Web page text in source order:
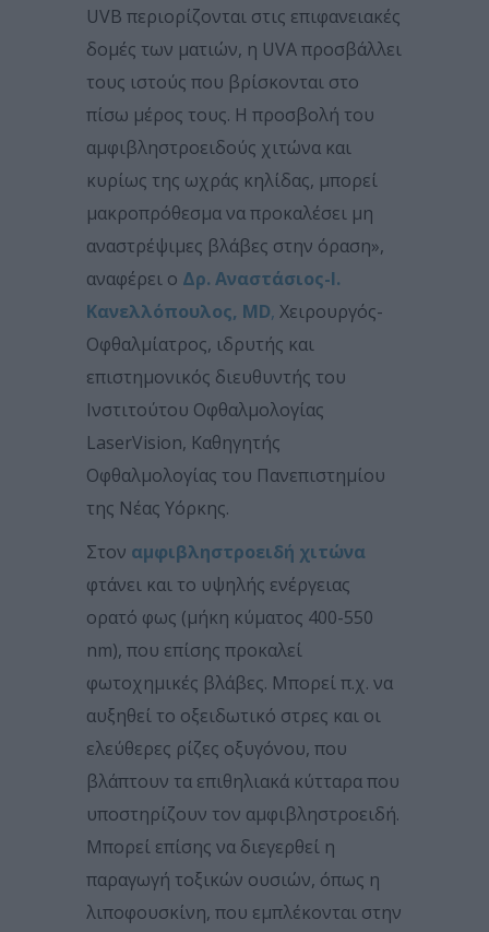
UVB περιορίζονται στις επιφανειακές
δομές των ματιών, η UVA προσβάλλει
τους ιστούς που βρίσκονται στο
πίσω μέρος τους. Η προσβολή του
αμφιβληστροειδούς χιτώνα και
κυρίως της ωχράς κηλίδας, μπορεί
μακροπρόθεσμα να προκαλέσει μη
αναστρέψιμες βλάβες στην όραση»,
αναφέρει ο Δρ. Αναστάσιος-Ι.
Κανελλόπουλος, MD, Χειρουργός-
Οφθαλμίατρος, ιδρυτής και
επιστημονικός διευθυντής του
Ινστιτούτου Οφθαλμολογίας
LaserVision, Καθηγητής
Οφθαλμολογίας του Πανεπιστημίου
της Νέας Υόρκης.
Στον αμφιβληστροειδή χιτώνα
φτάνει και το υψηλής ενέργειας
ορατό φως (μήκη κύματος 400-550
nm), που επίσης προκαλεί
φωτοχημικές βλάβες. Μπορεί π.χ. να
αυξηθεί το οξειδωτικό στρες και οι
ελεύθερες ρίζες οξυγόνου, που
βλάπτουν τα επιθηλιακά κύτταρα που
υποστηρίζουν τον αμφιβληστροειδή.
Μπορεί επίσης να διεγερθεί η
παραγωγή τοξικών ουσιών, όπως η
λιποφουσκίνη, που εμπλέκονται στην